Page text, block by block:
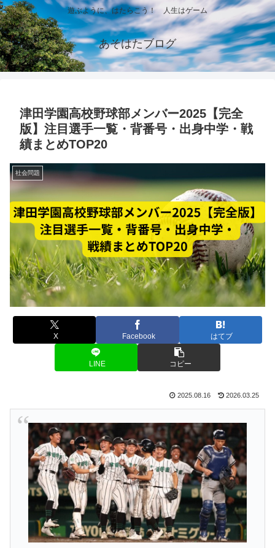
遊ぶように、はたらこう！ 人生はゲーム
あそはたブログ
津田学園高校野球部メンバー2025【完全
版】注目選手一覧・背番号・出身中学・戦
績まとめTOP20
社会問題
X Facebook はてブ
LINE コピー
2025.08.16 2026.03.25